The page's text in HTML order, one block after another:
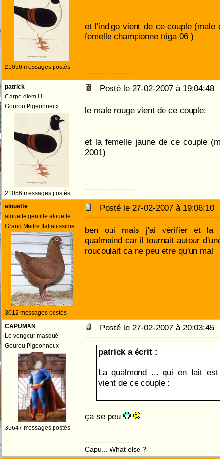
21056 messages postés
et l'indigo vient de ce couple (male
femelle championne triga 06 )
--------------------
patrick
Carpe diem ! !
Gourou Pigeonneux
21056 messages postés
Posté le 27-02-2007 à
le male rouge vient de ce couple:
et la femelle jaune de ce couple
2001)
--------------------
alouette
alouette gentille alouette
Grand Maitre Italianissime
3012 messages postés
Posté le 27-02-2007 à
ben oui mais j'ai vérifier et la
qualmoind car il tournait autour
roucoulait ca ne peu etre qu'un mal
CAPUMAN
Le vengeur masqué
Gourou Pigeonneux
35647 messages postés
Posté le 27-02-2007 à
patrick a écrit :
La qualmond ... qui en fait
vient de ce couple :
ça se peu
--------------------
Capu... What else ?